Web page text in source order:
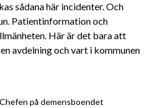
sådana här incidenter. Och
Patientinformation och
Här är det bara att
avdelning och vart i kommunen
Chefen på demensboendet